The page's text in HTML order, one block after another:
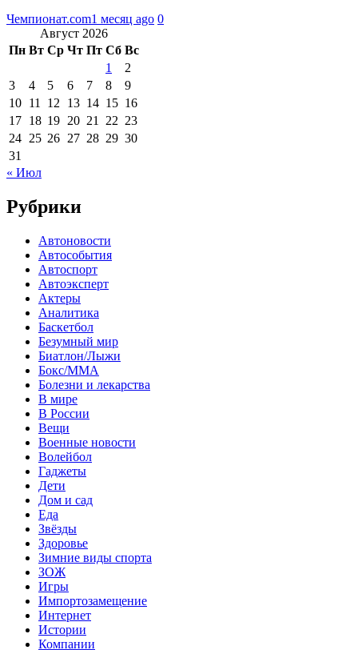
Чемпионат.com1 месяц ago 0
Август 2026
Пн Вт Ср Чт Пт Сб Вс
1
2
3
4 5 6 7 8
9
10 11 12 13 14 15 16
17 18 19 20 21 22 23
24 25 26 27 28 29 30
31
« Июл
Рубрики
Автоновости
Автособытия
Автоспорт
Автоэксперт
Актеры
Аналитика
Баскетбол
Безумный мир
Биатлон/Лыжи
Бокс/MMA
Болезни и лекарства
В мире
В России
Вещи
Военные новости
Волейбол
Гаджеты
Дети
Дом и сад
Еда
Звёзды
Здоровье
Зимние виды спорта
ЗОЖ
Игры
Импортозамещение
Интернет
Истории
Компании